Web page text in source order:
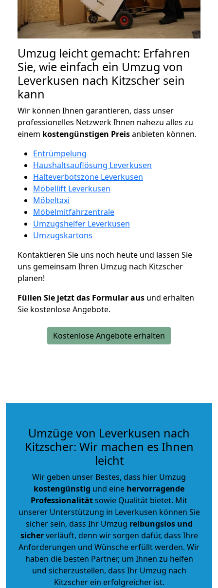
Umzug leicht gemacht: Erfahren
Sie, wie einfach ein Umzug von
Leverkusen nach Kitzscher sein
kann
Wir können Ihnen garantieren, dass unser
professionelles Netzwerk Ihnen nahezu alles zu
einem kostengünstigen Preisanbieten können.
Entrümpelung
Haushaltsauflösung Leverkusen
Halteverbotszone Leverkusen
Möbellift Leverkusen
Möbeltaxi
Möbelmitfahrzentrale
Umzugshelfer Leverkusen
Umzugskartons
Kontaktieren Sie uns noch heute und lassen Sie
uns gemeinsam Ihren Umzug nach Kitzscher
planen!
Füllen Sie jetzt das Formular aus und erhalten
Sie kostenlose Angebote.
Kostenlose Angebote erhalten
Umzüge von Leverkusen nach
Kitzscher: Wir machen es Ihnen
leicht
Wir geben unser Bestes, dass hier Umzug
kostengünstig und eine hervorragende
Professionalitätsowie Qualität bietet. Mit
unserer Unterstützung in Leverkusen können Sie
sicher sein, dass Ihr Umzug reibungslos und
sicherverläuft, denn wir sorgen dafür, dass Ihre
Anforderungen und Wünsche erfüllt werden. Wir
haben die besten Partner, um Ihnen zu helfen
und sicherzustellen, dass Ihr Umzug nach
Kitzscher ein erfolgreicher ist.